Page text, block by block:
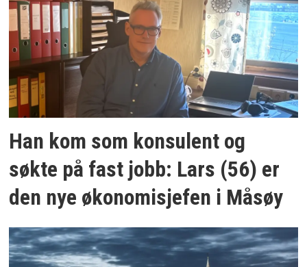
Han kom som konsulent og
søkte på fast jobb: Lars (56) er
den nye økonomisjefen i Måsøy